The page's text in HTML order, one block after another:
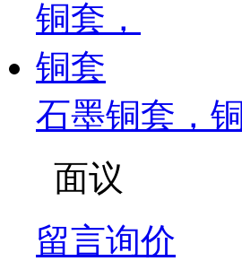
石墨铜套，铜
面议
留言询价